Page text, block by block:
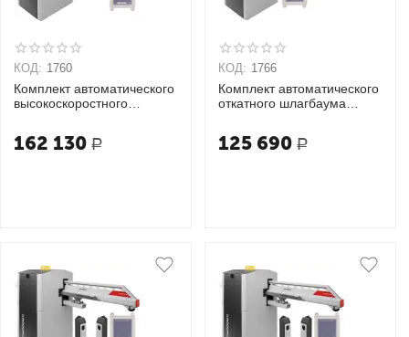
КОД: 1760
Комплект автоматического
высокоскоростного
162 130 Р
КОД: 1766
Комплект автоматического
откатного шлагбаума
125 690 Р